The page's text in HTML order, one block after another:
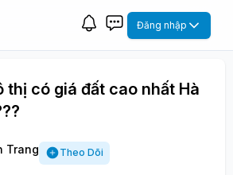
Đăng nhập
thị có giá đất cao nhất Hà
Trang Theo Dõi